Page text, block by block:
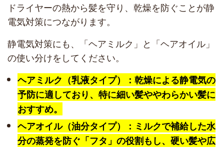
ドライヤーの熱から髪を守り、乾燥を防ぐことが静
電気対策につながります。
静電気対策にも、「ヘアミルク」と「ヘアオイル」
の使い分けをしてください。
ヘアミルク（乳液タイプ）：乾燥による静電気の
予防に適しており、特に細い髪ややわらかい髪に
おすすめ。
ヘアオイル（油分タイプ）：ミルクで補給した水
分の蒸発を防ぐ「フタ」の役割もし、硬い髪や広